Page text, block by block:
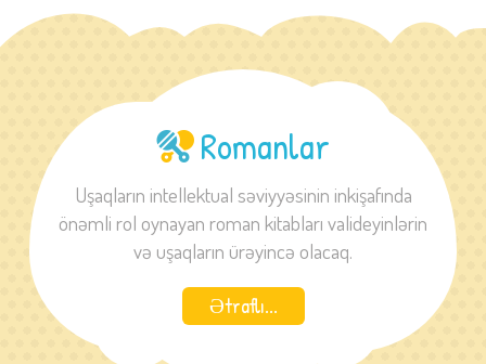
Romanlar
Uşaqların intellektual səviyyəsinin inkişafında
önəmli rol oynayan roman kitabları valideyinlərin
və uşaqların ürəyincə olacaq.
Ətraflı...